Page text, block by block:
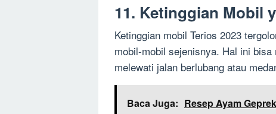
11. Ketinggian Mobil
Ketinggian mobil Terios 2023
mobil-mobil sejenisnya. Hal ini
melewati jalan berlubang atau
Baca Juga: Resep Ayam Geprek